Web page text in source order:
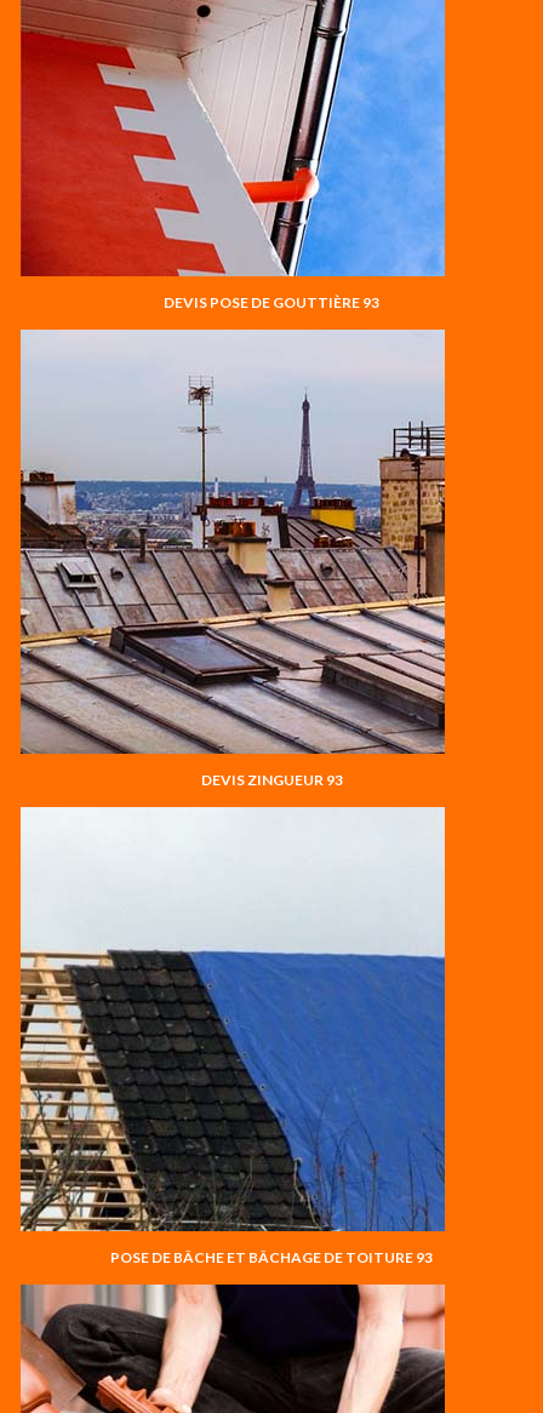
DEVIS POSE DE GOUTTIÈRE 93
DEVIS ZINGUEUR 93
POSE DE BÂCHE ET BÂCHAGE DE TOITURE 93